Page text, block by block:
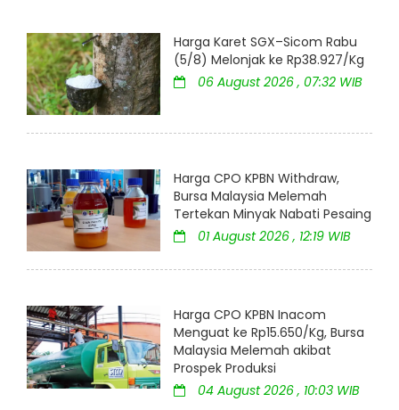
Harga Karet SGX–Sicom Rabu
(5/8) Melonjak ke Rp38.927/Kg
06 August 2026 , 07:32 WIB
Harga CPO KPBN Withdraw,
Bursa Malaysia Melemah
Tertekan Minyak Nabati Pesaing
01 August 2026 , 12:19 WIB
Harga CPO KPBN Inacom
Menguat ke Rp15.650/Kg, Bursa
Malaysia Melemah akibat
Prospek Produksi
04 August 2026 , 10:03 WIB